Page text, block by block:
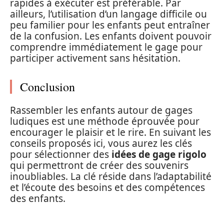
rapides à exécuter est préférable. Par
ailleurs, l’utilisation d’un langage difficile ou
peu familier pour les enfants peut entraîner
de la confusion. Les enfants doivent pouvoir
comprendre immédiatement le gage pour
participer activement sans hésitation.
Conclusion
Rassembler les enfants autour de gages
ludiques est une méthode éprouvée pour
encourager le plaisir et le rire. En suivant les
conseils proposés ici, vous aurez les clés
pour sélectionner des idées de gage rigolo
qui permettront de créer des souvenirs
inoubliables. La clé réside dans l’adaptabilité
et l’écoute des besoins et des compétences
des enfants.